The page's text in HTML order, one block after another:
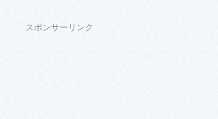
スポンサーリンク